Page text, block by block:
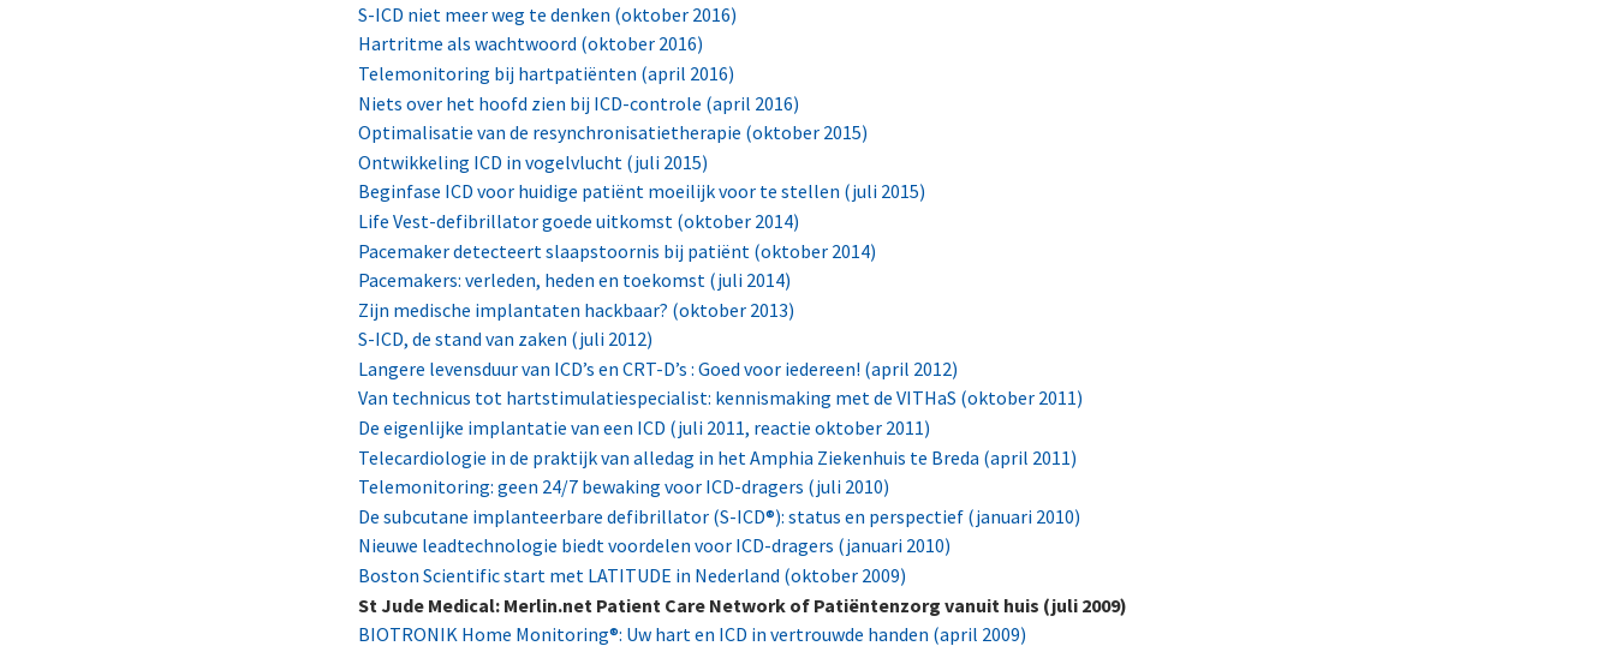
S-ICD niet meer weg te denken (oktober 2016)
Hartritme als wachtwoord (oktober 2016)
Telemonitoring bij hartpatiënten (april 2016)
Niets over het hoofd zien bij ICD-controle (april 2016)
Optimalisatie van de resynchronisatietherapie (oktober 2015)
Ontwikkeling ICD in vogelvlucht (juli 2015)
Beginfase ICD voor huidige patiënt moeilijk voor te stellen (juli 2015)
Life Vest-defibrillator goede uitkomst (oktober 2014)
Pacemaker detecteert slaapstoornis bij patiënt (oktober 2014)
Pacemakers: verleden, heden en toekomst (juli 2014)
Zijn medische implantaten hackbaar? (oktober 2013)
S-ICD, de stand van zaken (juli 2012)
Langere levensduur van ICD’s en CRT-D’s : Goed voor iedereen! (april 2012)
Van technicus tot hartstimulatiespecialist: kennismaking met de VITHaS (oktober 2011)
De eigenlijke implantatie van een ICD (juli 2011, reactie oktober 2011)
Telecardiologie in de praktijk van alledag in het Amphia Ziekenhuis te Breda (april 2011)
Telemonitoring: geen 24/7 bewaking voor ICD-dragers (juli 2010)
De subcutane implanteerbare defibrillator (S-ICD®): status en perspectief (januari 2010)
Nieuwe leadtechnologie biedt voordelen voor ICD-dragers (januari 2010)
Boston Scientific start met LATITUDE in Nederland (oktober 2009)
St Jude Medical: Merlin.net Patient Care Network of Patiëntenzorg vanuit huis (juli 2009)
BIOTRONIK Home Monitoring®: Uw hart en ICD in vertrouwde handen (april 2009)